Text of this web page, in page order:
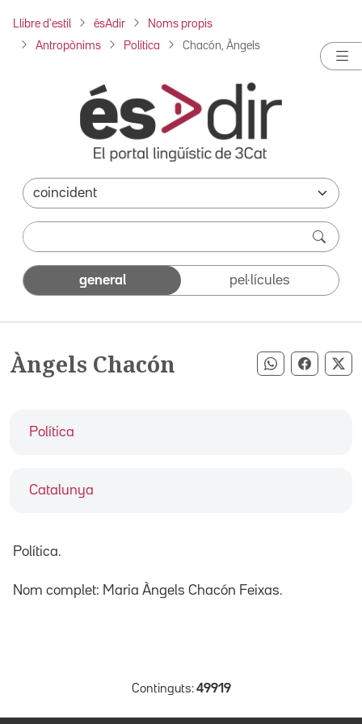
Llibre d'estil ésAdir Noms propis
Antropònims Política Chacón, Àngels
general pel·lícules
Àngels Chacón Compartir
Política
Catalunya
Política.
Nom complet: Maria Àngels Chacón Feixas.
Continguts: 49919